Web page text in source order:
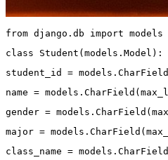
from django.db import models
class Student(models.Model):
student_id =
name =
gender =
major =
class_name =